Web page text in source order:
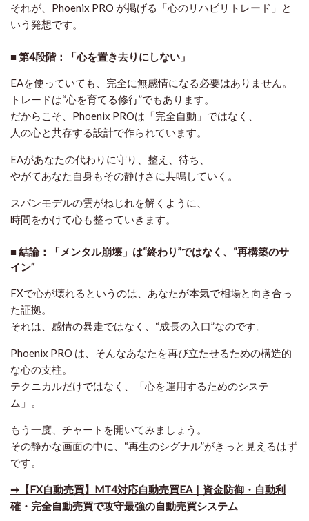
それが、Phoenix PRO が掲げる「心のリハビリトレード 」と
いう発想です。
■ 第4段階：「心を置き去りにしない」
EAを使っていても、完全に無感情になる必要はありません。
トレードは“心を育てる修行”でもあります。
だからこそ、Phoenix PROは「完全自動」ではなく、
人の心と共存する設計で作られています。
EAがあなたの代わりに守り、整え、待ち、
やがてあなた自身もその静けさに共鳴していく。
スパンモデルの雲がねじれを解くように、
時間をかけて心も整っていきます。
■ 結論：「メンタル崩壊」は“終わり”ではなく、“再構築のサ
イン”
FXで心が壊れるというのは、あなたが本気で相場と向き合っ
た証拠。
それは、感情の暴走ではなく、“成長の入口”なのです。
Phoenix PRO は、そんなあなたを再び立たせるための構造的
な心の支柱。
テクニカルだけではなく、「心を運用するためのシステ
ム」。
もう一度、チャートを開いてみましょう。
その静かな画面の中に、“再生のシグナル”がきっと見えるはず
です。
➡【FX自動売買】MT4対応自動売買EA｜資金防御・自動利
確・完全自動売買で攻守最強の自動売買システム